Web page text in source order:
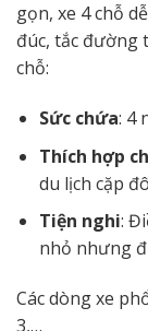
gọn, xe 4 chỗ
đúc, tắc đường
chỗ:
Sức chứa: 4
Thích hợp
du lịch cặp
Tiện nghi:
nhỏ nhưng
Các dòng xe
3,…